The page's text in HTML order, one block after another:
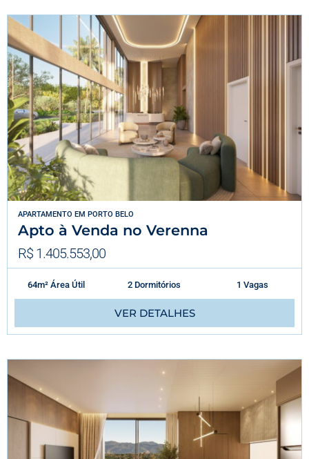
APARTAMENTO EM PORTO BELO
Apto à Venda no Verenna
R$ 1.405.553,00
64m² Área Útil 2 Dormitórios 1 Vagas
VER DETALHES